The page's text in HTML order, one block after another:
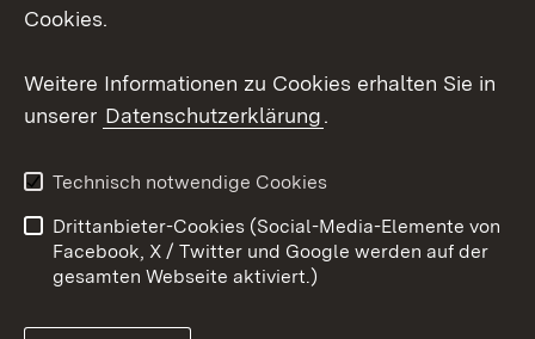
Youtube
Kontakt
Datenschutz
Barrierefreiheit
Impressum Cookies
Cookies.
Weitere Informationen zu Cookies erhalten Sie in
unserer Datenschutzerklärung.
Technisch notwendige Cookies
Drittanbieter-Cookies (Social-Media-Elemente von
Facebook, X / Twitter und Google werden auf der
gesamten Webseite aktiviert.)